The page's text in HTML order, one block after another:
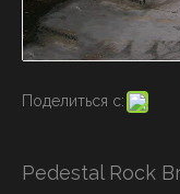
Поделиться с:
Pedestal Rock